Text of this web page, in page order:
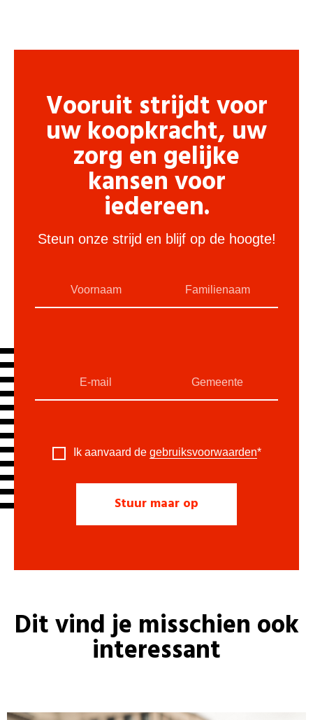
Vooruit strijdt voor
uw koopkracht, uw
zorg en gelijke
kansen voor
iedereen.
Steun onze strijd en blijf op de hoogte!
Ik aanvaard de gebruiksvoorwaarden*
Dit vind je misschien ook
interessant